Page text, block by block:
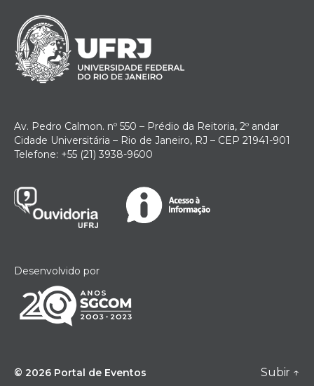
Av. Pedro Calmon. nº 550 – Prédio da Reitoria, 2º andar
Cidade Universitária – Rio de Janeiro, RJ – CEP 21941-901
Telefone: +55 (21) 3938-9600
Desenvolvido por
© 2026 Portal de Eventos Subir ↑